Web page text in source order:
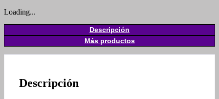
Loading...
Descripción
Más productos
Descripción